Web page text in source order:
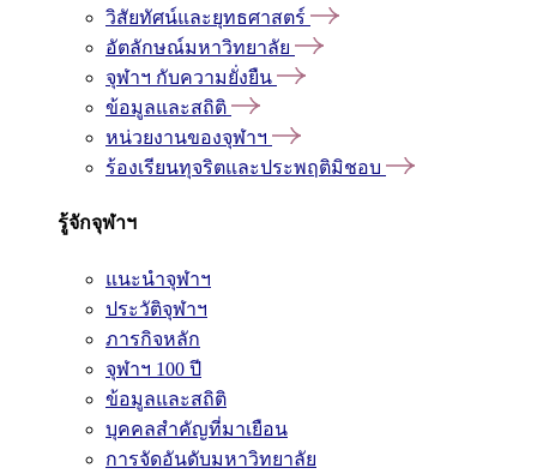
วิสัยทัศน์และยุทธศาสตร์
อัตลักษณ์มหาวิทยาลัย
จุฬาฯ กับความยั่งยืน
ข้อมูลและสถิติ
หน่วยงานของจุฬาฯ
ร้องเรียนทุจริตและประพฤติมิชอบ
รู้จักจุฬาฯ
แนะนำจุฬาฯ
ประวัติจุฬาฯ
ภารกิจหลัก
จุฬาฯ 100 ปี
ข้อมูลและสถิติ
บุคคลสำคัญที่มาเยือน
การจัดอันดับมหาวิทยาลัย